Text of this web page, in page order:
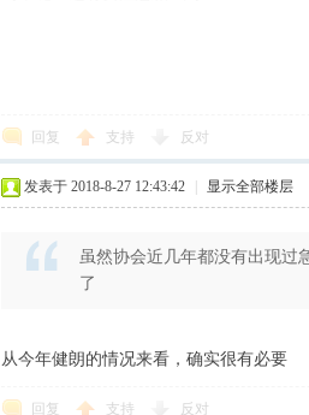
回复 支持 反对
发表于 2018-8-27 12:43:42 显示全部楼层
虽然协会近几年都没有出现过
了
从今年健朗的情况来看，确实很有必要
回复 支持 反对